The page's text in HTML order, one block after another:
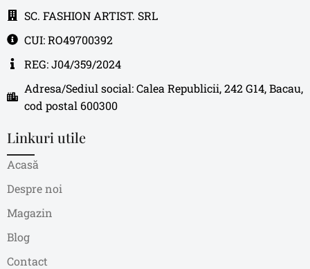
SC. FASHION ARTIST. SRL
CUI: RO49700392
REG: J04/359/2024
Adresa/Sediul social: Calea Republicii, 242 G14, Bacau,
cod postal 600300
Linkuri utile
Acasă
Despre noi
Magazin
Blog
Contact